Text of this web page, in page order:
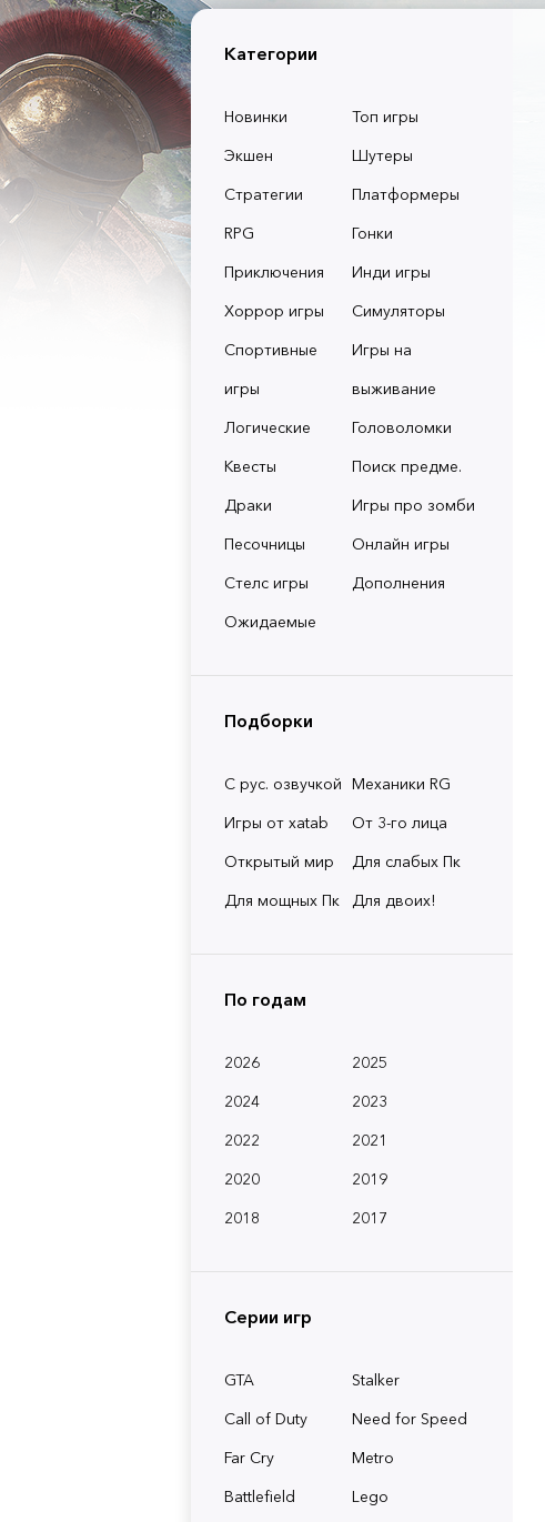
Категории
Новинки
Топ игры
Экшен
Шутеры
Стратегии
Платформеры
RPG
Гонки
Приключения
Инди игры
Хоррор игры
Симуляторы
Спортивные
игры
Игры на
выживание
Логические
Головоломки
Квесты
Поиск предме.
Драки
Игры про зомби
Песочницы
Онлайн игры
Стелс игры
Дополнения
Ожидаемые
Подборки
С рус. озвучкой Механики RG
Игры от xatab
От 3-го лица
Открытый мир
Для слабых Пк
Для мощных Пк
Для двоих!
По годам
2026
2025
2024
2023
2022
2021
2020
2019
2018
2017
Серии игр
GTA
Stalker
Call of Duty
Need for Speed
Far Cry
Metro
Battlefield
Lego